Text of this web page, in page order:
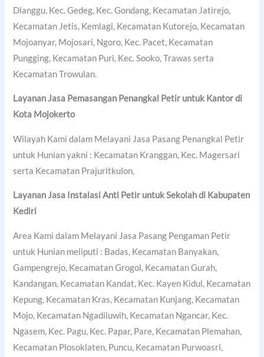
Dlanggu, Kec. Gedeg, Kec. Gondang, Kecamatan Jatirejo,
Kecamatan Jetis, Kemlagi, Kecamatan Kutorejo, Kecamatan
Mojoanyar, Mojosari, Ngoro, Kec. Pacet, Kecamatan
Pungging, Kecamatan Puri, Kec. Sooko, Trawas serta
Kecamatan Trowulan.
Layanan Jasa Pemasangan Penangkal Petir untuk Kantor di
Kota Mojokerto
Wilayah Kami dalam Melayani Jasa Pasang Penangkal Petir
untuk Hunian yakni : Kecamatan Kranggan, Kec. Magersari
serta Kecamatan Prajuritkulon,
Layanan Jasa Instalasi Anti Petir untuk Sekolah di Kabupaten
Kediri
Area Kami dalam Melayani Jasa Pasang Pengaman Petir
untuk Hunian meliputi : Badas, Kecamatan Banyakan,
Gampengrejo, Kecamatan Grogol, Kecamatan Gurah,
Kandangan, Kecamatan Kandat, Kec. Kayen Kidul, Kecamatan
Kepung, Kecamatan Kras, Kecamatan Kunjang, Kecamatan
Mojo, Kecamatan Ngadiluwih, Kecamatan Ngancar, Kec.
Ngasem, Kec. Pagu, Kec. Papar, Pare, Kecamatan Plemahan,
Kecamatan Plosoklaten, Puncu, Kecamatan Purwoasri,